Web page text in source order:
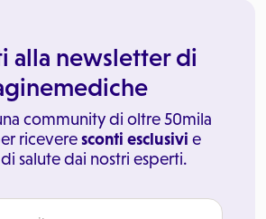
alla newsletter di
community di oltre 50mila
riceveresconti esclusivi e
salute dai nostri esperti.